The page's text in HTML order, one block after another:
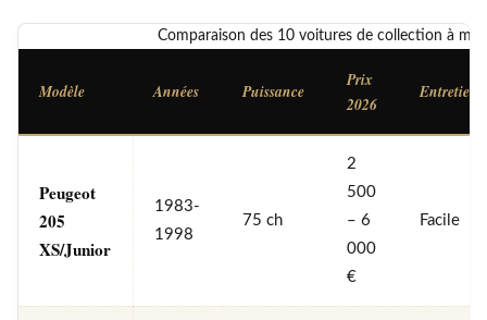
Comparaison des 10 voitures de collection à
Modèle Années Puissance
Prix
2026
Entretien
Peugeot
205
XS/Junior
1983-
1998
75 ch
2
500
– 6
000
€
Facile